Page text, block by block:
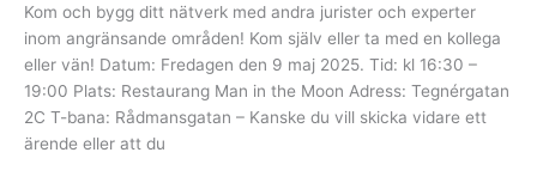
Kom och bygg ditt nätverk med andra jurister och experter
inom angränsande områden! Kom själv eller ta med en kollega
eller vän! Datum: Fredagen den 9 maj 2025. Tid: kl 16:30 –
19:00 Plats: Restaurang Man in the Moon Adress: Tegnérgatan
2C T-bana: Rådmansgatan – Kanske du vill skicka vidare ett
ärende eller att du
9
maj!